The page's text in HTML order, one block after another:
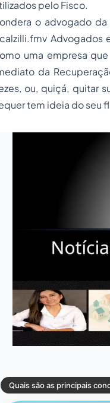
pelo Fisco.
o advogado
Advogados
uma empresa
da
ou, quiçá, quitar
tem ideia do seu